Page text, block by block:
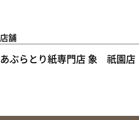
店舗
あぶらとり紙専門店 象 祇園店